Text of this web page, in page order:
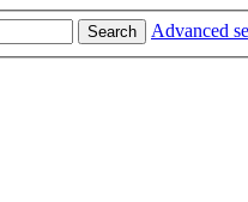
Search Advanced